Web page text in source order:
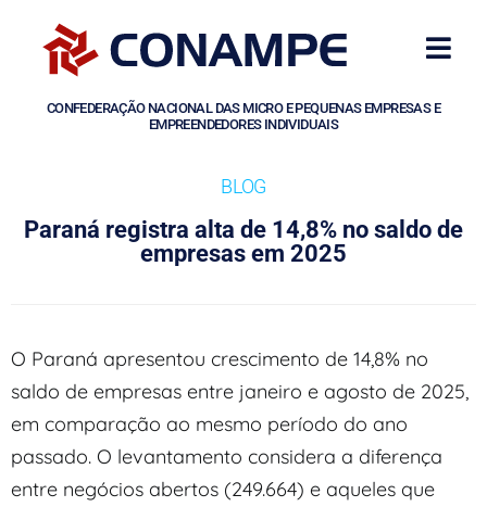
CONFEDERAÇÃO NACIONAL DAS MICRO E PEQUENAS EMPRESAS E
EMPREENDEDORES INDIVIDUAIS
BLOG
Paraná registra alta de 14,8% no saldo de
empresas em 2025
O Paraná apresentou crescimento de 14,8% no
saldo de empresas entre janeiro e agosto de 2025,
em comparação ao mesmo período do ano
passado. O levantamento considera a diferença
entre negócios abertos (249.664) e aqueles que